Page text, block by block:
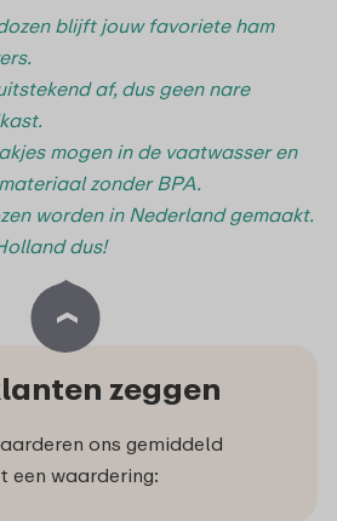
blijft jouw favoriete ham
af, dus geen nare
mogen in de vaatwasser en
zonder BPA.
worden in Nederland gemaakt.
dus!
zeggen
ons gemiddeld
een waardering: